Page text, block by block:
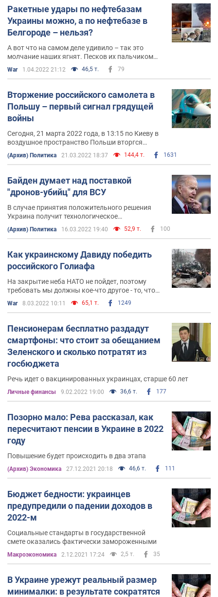
Ракетные удары по нефтебазам
Украины можно, а по нефтебазе в
Белгороде – нельзя?
А вот что на самом деле удивило – так это
молчание наших ягнят. Песков их пальчиком
отругал и все они упали в ступор
War 1.04.2022 21:12 46,5 т. 79
Вторжение российского самолета в
Польшу – первый сигнал грядущей
войны
Сегодня, 21 марта 2022 года, в 13:15 по Киеву в
воздушное пространство Польши вторгся
(Архив) Политика 21.03.2022 18:37 144,4 т. 1631
Байден думает над поставкой
"дронов-убийц" для ВСУ
В случае принятия положительного решения
Украина получит технологическое
преимущество над врагом на поле боя
(Архив) Политика 16.03.2022 19:40 52,9 т. 100
Как украинскому Давиду победить
российского Голиафа
На закрытие неба НАТО не пойдет, поэтому
требовать мы должны кое-что другое - то, что
поможет нам разгромить врага
War 8.03.2022 10:11 65,1 т. 1249
Пенсионерам бесплатно раздадут
смартфоны: что стоит за обещанием
Зеленского и сколько потратят из
госбюджета
Речь идет о вакцинированных украинцах, старше 60 лет
Личные финансы 9.02.2022 19:00 36,6 т. 177
Позорно мало: Рева рассказал, как
пересчитают пенсии в Украине в 2022
году
Повышение будет происходить в два этапа
(Архив) Экономика 27.12.2021 20:18 46,6 т. 111
Бюджет бедности: украинцев
предупредили о падении доходов в
2022-м
Социальные стандарты в государственной
смете оказались фактически замороженными
Mакроэкономика 2.12.2021 17:24 2,5 т. 35
В Украине урежут реальный размер
минималки: в результате сократятся